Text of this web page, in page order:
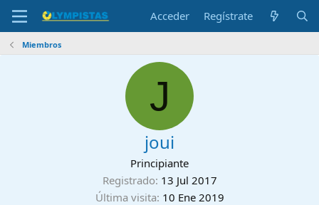
Acceder Regístrate
Miembros
J
joui
Principiante
Registrado 13 Jul 2017
Última visita 10 Ene 2019